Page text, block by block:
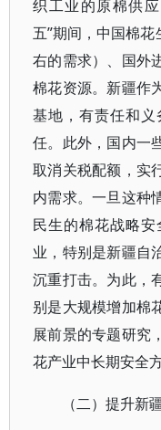
织工业的原棉供
五”期间，中国棉
右的需求）、国外
棉花资源。新疆作
基地，有责任和
任。此外，国内一
取消关税配额，实
内需求。一旦这种
民生的棉花战略
业，特别是新疆自
沉重打击。为此，
别是大规模增加棉
展前景的专题研究
花产业中长期安全方
（二）提升新